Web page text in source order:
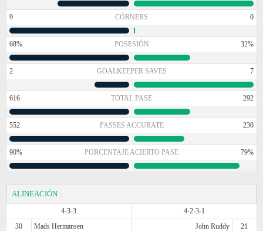
9 CÓRNERS 0
68% POSESIÓN 32%
2 GOALKEEPER SAVES 7
616 TOTAL PASE 292
552 PASSES ACCURATE 230
90% PORCENTAJE ACIERTO PASE 79%
ALINEACIÓN :
4-3-3
4-2-3-1
30
Mads Hermansen John Ruddy
21